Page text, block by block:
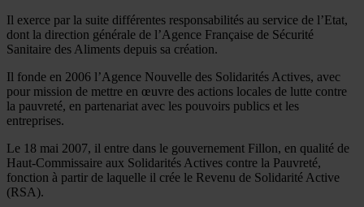
Il exerce par la suite différentes responsabilités au service de l’Etat,
dont la direction générale de l’Agence Française de Sécurité
Sanitaire des Aliments depuis sa création.
Il fonde en 2006 l’Agence Nouvelle des Solidarités Actives, avec
pour mission de mettre en œuvre des actions locales de lutte contre
la pauvreté, en partenariat avec les pouvoirs publics et les
entreprises.
Le 18 mai 2007, il entre dans le gouvernement Fillon, en qualité de
Haut-Commissaire aux Solidarités Actives contre la Pauvreté,
fonction à partir de laquelle il crée le Revenu de Solidarité Active
(RSA).